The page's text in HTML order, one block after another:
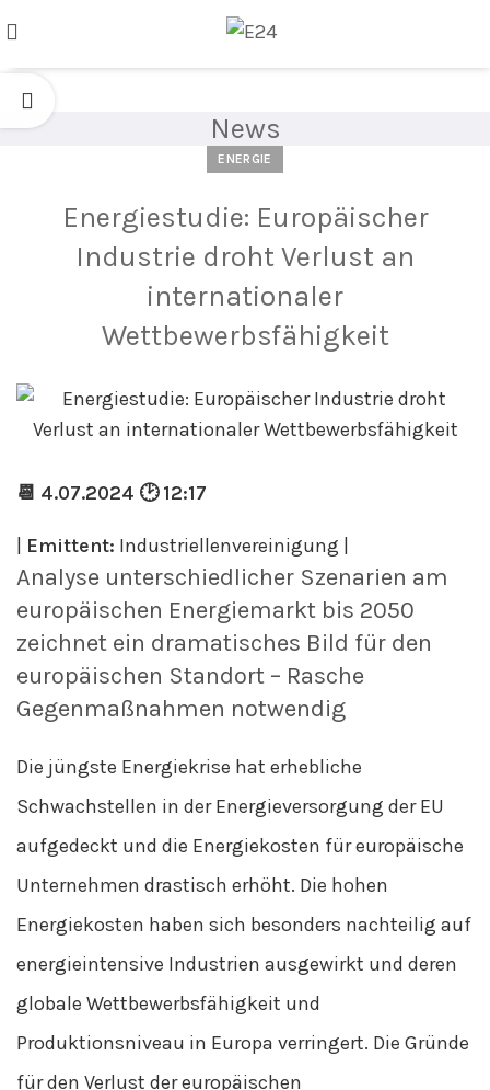
News
ENERGIE
Energiestudie: Europäischer
Industrie droht Verlust an
internationaler
Wettbewerbsfähigkeit
📆 4.07.2024 🕑 12:17
Emittent: Industriellenvereinigung |
Analyse unterschiedlicher Szenarien am
europäischen Energiemarkt bis 2050
zeichnet ein dramatisches Bild für den
europäischen Standort – Rasche
Gegenmaßnahmen notwendig
Die jüngste Energiekrise hat erhebliche
Schwachstellen in der Energieversorgung der EU
aufgedeckt und die Energiekosten für europäische
Unternehmen drastisch erhöht. Die hohen
Energiekosten haben sich besonders nachteilig auf
energieintensive Industrien ausgewirkt und deren
globale Wettbewerbsfähigkeit und
Produktionsniveau in Europa verringert. Die Gründe
für den Verlust der europäischen